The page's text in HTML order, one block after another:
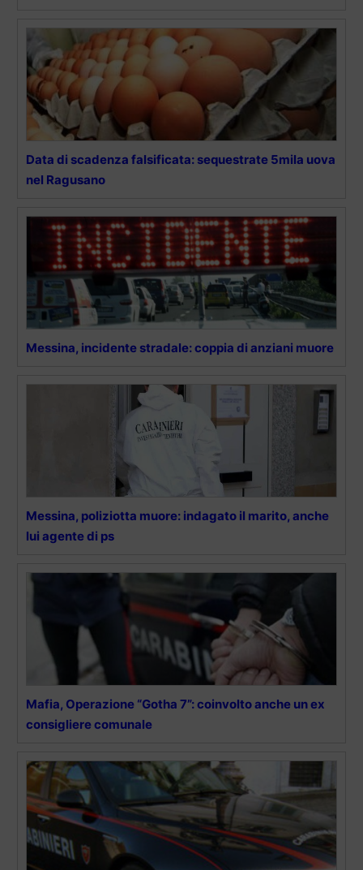
Data di scadenza falsificata: sequestrate 5mila uova
nel Ragusano
Messina, incidente stradale: coppia di anziani muore
Messina, poliziotta muore: indagato il marito, anche
lui agente di ps
Mafia, Operazione “Gotha 7”: coinvolto anche un ex
consigliere comunale